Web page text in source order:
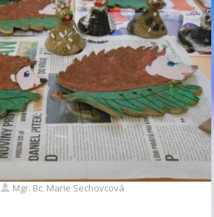
Mgr. Bc. Marie Sechovcová